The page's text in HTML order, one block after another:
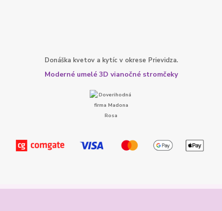
Donáška kvetov a kytíc v okrese Prievidza.
Moderné umelé 3D vianočné stromčeky